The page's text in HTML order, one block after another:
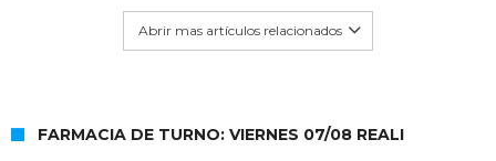
Abrir mas artículos relacionados
FARMACIA DE TURNO: VIERNES 07/08 REALI